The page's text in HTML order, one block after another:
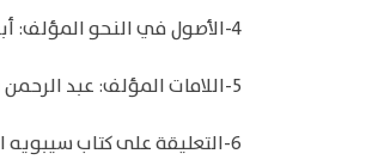
4-الأصول في النحو المؤلف: أبو بكر محمد بن السري بن سهل النحوي المعروف بابن السراج (ت ٣١٦هـ)
5-اللامات المؤلف: عبد الرحمن بن إسحاق البغدادي النهاوندي الزجاجي، أبو القاسم (ت ٣٣٧هـ)
6-التعليقة على كتاب سيبويه المؤلف: الحسن بن أحمد بن عبد الغفار الفارسيّ الأصل، أبو علي (ت ٣٧٧هـ)